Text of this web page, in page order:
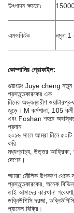
উৎপাদন ক্ষমতাঃ
এমওকিউঃ নমুনা 1
কোম্পানির প্রোফাইল:
গুয়াংডং Juye cheng নতুন
প্রস্তুতকারকের এক
চীনের অভ্যন্তরীণ
জুড়ে। M কর্মশালা, 105 কর্মী
এবং Foshan শহরে
প্রদান
২০১৬ সালে আমরা চীনে
করি
মধ্যপ্রাচ্য, উত্তর আফ্রিকা,
দেশের।
আমরা মৌলিক উপকরণ থেকে
প্রস্তুতকারকের, অনেক
তাই আমাদের কারখানা
ডব্লিউপিসি দরজা,
প্যানেল বিক্রি।